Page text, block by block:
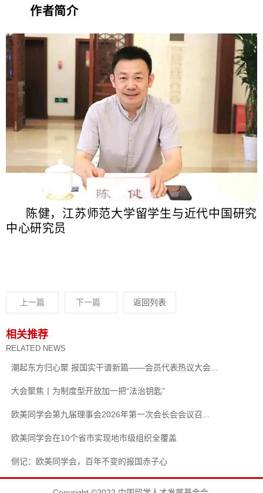
作者简介
陈健，江苏师范大学留学生与近代中国研究
中心研究员
上一篇 下一篇 返回列表
相关推荐
RELATED NEWS
潮起东方归心聚 报国实干谱新篇——会员代表热议大会...
大会聚焦丨为制度型开放加一把“法治钥匙”
欧美同学会第九届理事会2026年第一次会长会会议召...
欧美同学会在10个省市实现地市级组织全覆盖
侧记：欧美同学会，百年不变的报国赤子心